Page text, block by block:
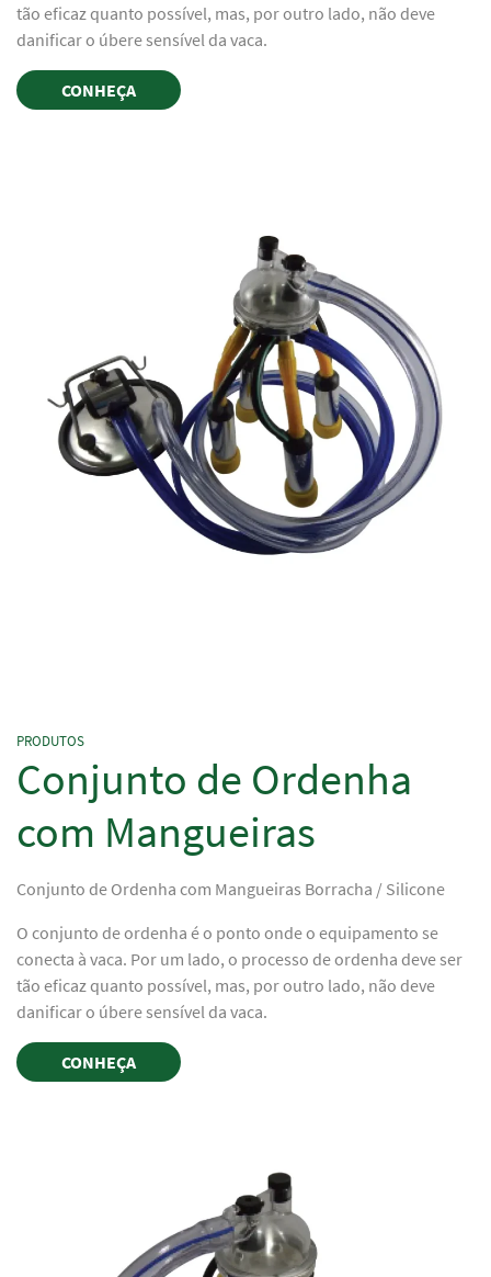
tão eficaz quanto possível, mas, por outro lado, não deve
danificar o úbere sensível da vaca.
CONHEÇA
PRODUTOS
Conjunto de Ordenha
com Mangueiras
Conjunto de Ordenha com Mangueiras Borracha / Silicone
O conjunto de ordenha é o ponto onde o equipamento se
conecta à vaca. Por um lado, o processo de ordenha deve ser
tão eficaz quanto possível, mas, por outro lado, não deve
danificar o úbere sensível da vaca.
CONHEÇA